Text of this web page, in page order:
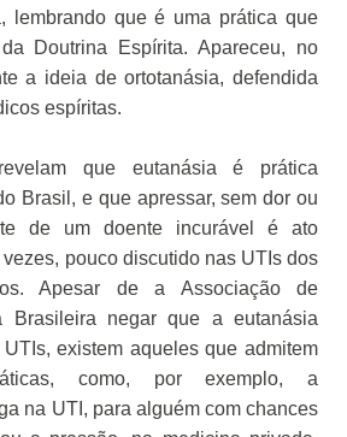
lembrando que é uma prática que
Doutrina Espírita. Apareceu, no
a ideia de ortotanásia, defendida
espíritas.
que eutanásia é prática
Brasil, e que apressar, sem dor ou
de um doente incurável é ato
pouco discutido nas UTIs dos
Apesar de a Associação de
Brasileira negar que a eutanásia
existem aqueles que admitem
como, por exemplo, a
na UTI, para alguém com chances